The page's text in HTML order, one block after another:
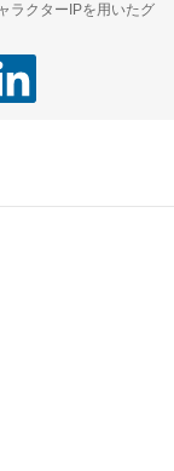
ラクターIPを用いたグ